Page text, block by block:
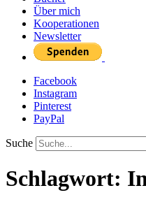
Über mich
Kooperationen
Newsletter
Facebook
Instagram
Pinterest
PayPal
Suche
Schlagwort: